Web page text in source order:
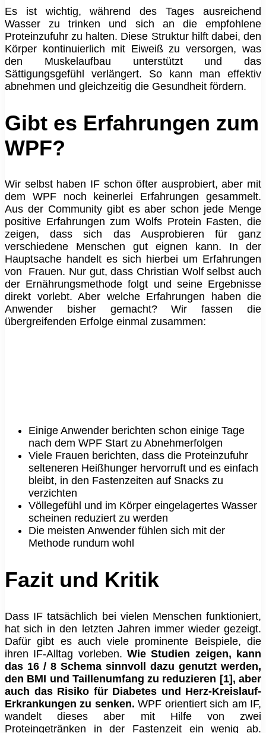
Es ist wichtig, während des Tages ausreichend
Wasser zu trinken und sich an die empfohlene
Proteinzufuhr zu halten. Diese Struktur hilft dabei, den
Körper kontinuierlich mit Eiweiß zu versorgen, was
den Muskelaufbau unterstützt und das
Sättigungsgefühl verlängert. So kann man effektiv
abnehmen und gleichzeitig die Gesundheit fördern.
Gibt es Erfahrungen zum
WPF?
Wir selbst haben IF schon öfter ausprobiert, aber mit
dem WPF noch keinerlei Erfahrungen gesammelt.
Aus der Community gibt es aber schon jede Menge
positive Erfahrungen zum Wolfs Protein Fasten, die
zeigen, dass sich das Ausprobieren für ganz
verschiedene Menschen gut eignen kann. In der
Hauptsache handelt es sich hierbei um Erfahrungen
von
Frauen. Nur gut, dass Christian Wolf selbst auch
der Ernährungsmethode folgt und seine Ergebnisse
direkt vorlebt. Aber welche Erfahrungen haben die
Anwender bisher gemacht? Wir fassen die
übergreifenden Erfolge einmal zusammen:
Einige Anwender berichten schon einige Tage
nach dem WPF Start zu Abnehmerfolgen
Viele Frauen berichten, dass die Proteinzufuhr
selteneren Heißhunger hervorruft und es einfach
bleibt, in den Fastenzeiten auf Snacks zu
verzichten
Völlegefühl und im Körper eingelagertes Wasser
scheinen reduziert zu werden
Die meisten Anwender fühlen sich mit der
Methode rundum wohl
Fazit und Kritik
Dass IF tatsächlich bei vielen Menschen funktioniert,
hat sich in den letzten Jahren immer wieder gezeigt.
Dafür gibt es auch viele prominente Beispiele, die
ihren IF-Alltag vorleben. Wie Studien zeigen, kann
das 16 / 8 Schema sinnvoll dazu genutzt werden,
den BMI und Taillenumfang zu reduzieren [1], aber
auch das Risiko für Diabetes und Herz-Kreislauf-
Erkrankungen zu senken. WPF orientiert sich am IF,
wandelt dieses aber mit Hilfe von zwei
Proteingetränken in der Fastenzeit ein wenig ab.